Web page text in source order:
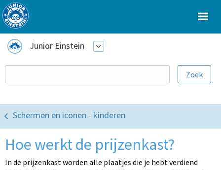
Junior Einstein
Schermen en iconen - kinderen
Hoe werkt de prijzenkast?
In de prijzenkast worden alle plaatjes die je hebt verdiend